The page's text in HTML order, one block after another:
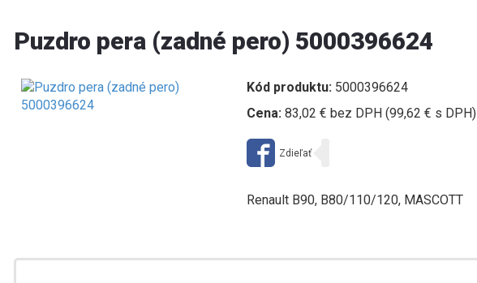
Puzdro pera (zadné pero) 5000396624
Kód produktu:5000396624
Cena:83,02 € bez DPH (99,62 € s DPH)
Renault B90, B80/110/120, MASCOTT